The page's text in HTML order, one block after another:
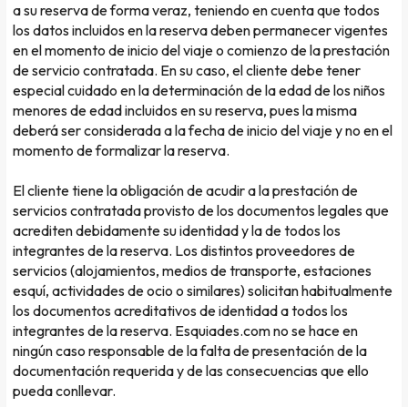
a su reserva de forma veraz, teniendo en cuenta que todos
los datos incluidos en la reserva deben permanecer vigentes
en el momento de inicio del viaje o comienzo de la prestación
de servicio contratada. En su caso, el cliente debe tener
especial cuidado en la determinación de la edad de los niños
menores de edad incluidos en su reserva, pues la misma
deberá ser considerada a la fecha de inicio del viaje y no en el
momento de formalizar la reserva.
El cliente tiene la obligación de acudir a la prestación de
servicios contratada provisto de los documentos legales que
acrediten debidamente su identidad y la de todos los
integrantes de la reserva. Los distintos proveedores de
servicios (alojamientos, medios de transporte, estaciones
esquí, actividades de ocio o similares) solicitan habitualmente
los documentos acreditativos de identidad a todos los
integrantes de la reserva. Esquiades.com no se hace en
ningún caso responsable de la falta de presentación de la
documentación requerida y de las consecuencias que ello
pueda conllevar.